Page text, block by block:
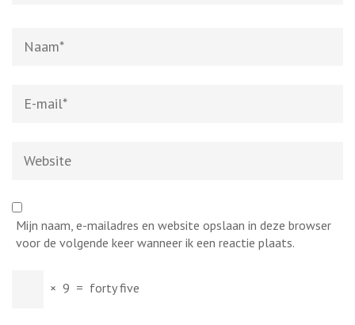
mail*
Mijn naam, e-mailadres en website opslaan in deze browser
voor de volgende keer wanneer ik een reactie plaats.
× 9 = forty five